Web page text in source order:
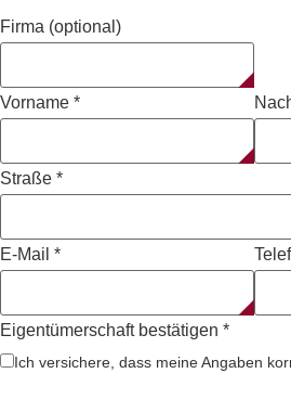
Firma (optional)
Vorname *
Straße *
E-Mail *
Eigentümerschaft bestätigen *
Ich versichere, dass meine Angaben